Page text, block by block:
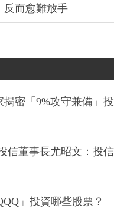
反而愈難放手
密「9%攻守兼備」投
信董事長尤昭文：投信
」投資哪些股票？